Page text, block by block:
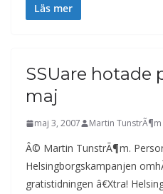
Läs mer
SSUare hotade
maj
maj 3, 2007 Martin TunstrÃ¶m
Â© Martin TunstrÃ¶m.
Helsingborgskampanjen
gratistidningen â€Xtra!